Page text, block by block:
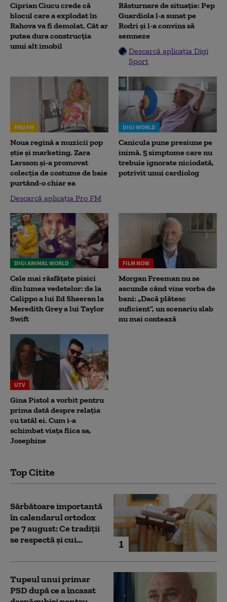
Ciprian Ciucu crede că
blocul care a explodat în
Rahova va fi demolat. Cât ar
putea dura construcția
unui alt imobil
Răsturnare de situație: Pep
Guardiola l-a sunat pe
Rodri și l-a convins să
semneze
Descarcă aplicația Digi
Sport
PRO FM
Noua regină a muzicii pop
știe și marketing. Zara
Larsson și-a promovat
colecția de costume de baie
purtând-o chiar ea
Descarcă aplicația Pro FM
DIGI WORLD
Canicula pune presiune pe
inimă. 5 simptome care nu
trebuie ignorate niciodată,
potrivit unui cardiolog
DIGI ANIMAL WORLD
Cele mai răsfățate pisici
din lumea vedetelor: de la
Calippo a lui Ed Sheeran la
Meredith Grey a lui Taylor
Swift
FILM NOW
Morgan Freeman nu se
ascunde când vine vorba de
bani: „Dacă plătesc
suficient”, un scenariu slab
nu mai contează
UTV
Gina Pistol a vorbit pentru
prima dată despre relația
cu tatăl ei. Cum i-a
schimbat viața fiica sa,
Josephine
Top Citite
1
Sărbătoare importantă
în calendarul ortodox
pe 7 august: Ce tradiții
se respectă și cui...
Tupeul unui primar
PSD după ce a încasat